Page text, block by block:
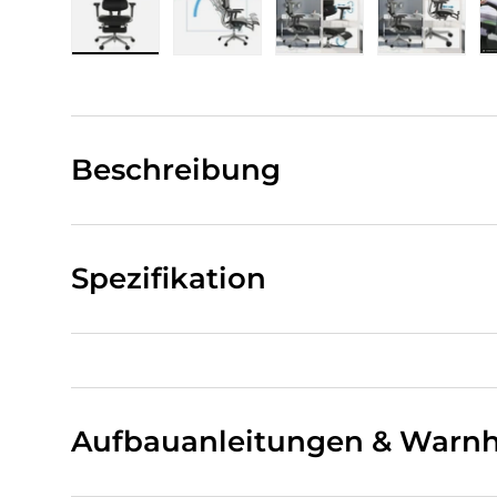
Beschreibung
Spezifikation
Aufbauanleitungen &